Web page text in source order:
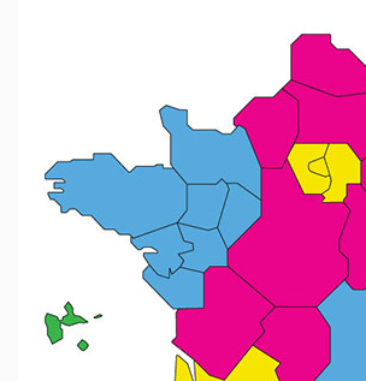
Activités et composition
Textes/Documents
Textes liés aux accords sur l'emploi
Candidatures supplémentaires : DOC-CAE-16
Grille de codification
Calendrier et modalités à respecter
Candidatez au mouvement
Mutation inter-académique
Mutation intra-académique
Présentation et Infomations pour les Contrats